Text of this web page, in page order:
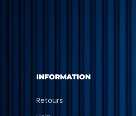
INFORMATION
Retours